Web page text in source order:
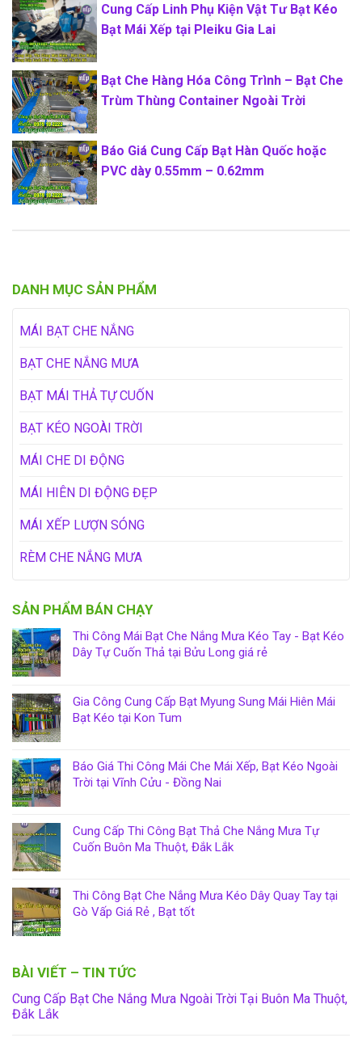
DANH MỤC SẢN PHẨM
MÁI BẠT CHE NẮNG
BẠT CHE NẮNG MƯA
BẠT MÁI THẢ TỰ CUỐN
BẠT KÉO NGOÀI TRỜI
MÁI CHE DI ĐỘNG
MÁI HIÊN DI ĐỘNG ĐẸP
MÁI XẾP LƯỢN SÓNG
RÈM CHE NẮNG MƯA
SẢN PHẨM BÁN CHẠY
Thi Công Mái Bạt Che Nắng Mưa Kéo Tay - Bạt Kéo
Dây Tự Cuốn Thả tại Bửu Long giá rẻ
Gia Công Cung Cấp Bạt Myung Sung Mái Hiên Mái
Bạt Kéo tại Kon Tum
Báo Giá Thi Công Mái Che Mái Xếp, Bạt Kéo Ngoài
Trời tại Vĩnh Cửu - Đồng Nai
Cung Cấp Thi Công Bạt Thả Che Nắng Mưa Tự
Cuốn Buôn Ma Thuột, Đắk Lắk
Thi Công Bạt Che Nắng Mưa Kéo Dây Quay Tay tại
Gò Vấp Giá Rẻ , Bạt tốt
BÀI VIẾT – TIN TỨC
Cung Cấp Bạt Che Nắng Mưa Ngoài Trời Tại Buôn Ma Thuột,
Đắk Lắk
Cung Cấp Linh Phụ Kiện Vật Tư Bạt Kéo
Bạt Mái Xếp tại Pleiku Gia Lai
Bạt Che Hàng Hóa Công Trình – Bạt Che
Trùm Thùng Container Ngoài Trời
Báo Giá Cung Cấp Bạt Hàn Quốc hoặc
PVC dày 0.55mm – 0.62mm